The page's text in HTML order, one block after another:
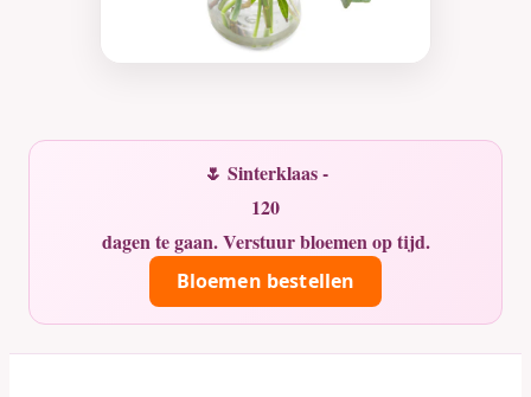
🌷 Sinterklaas -
120
dagen te gaan. Verstuur bloemen op tijd.
Bloemen bestellen